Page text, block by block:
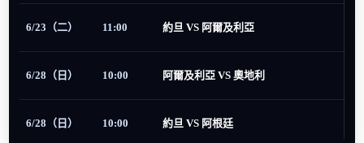
6/23（二） 11:00 約旦 VS 阿爾及利亞
6/28（日） 10:00 阿爾及利亞 VS 奧地利
6/28（日） 10:00 約旦 VS 阿根廷